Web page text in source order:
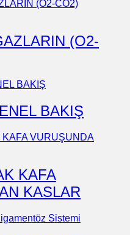
(O2-
BAKIŞ
KAFA
KASLAR